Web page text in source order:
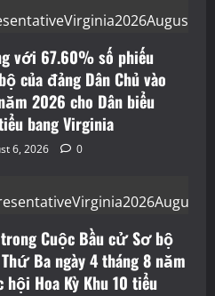
với 67.60% số phiếu
của đảng Dân Chủ vào
2026 cho Dân biểu
bang Virginia
6, 2026 0
Cuộc Bầu cử Sơ bộ
Ba ngày 4 tháng 8 năm
hội Hoa Kỳ Khu 10 tiểu